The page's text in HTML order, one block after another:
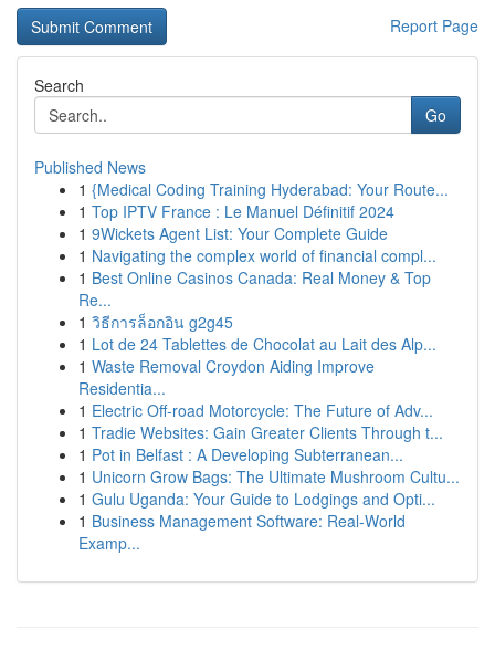
Report Page
Search
Go
Published News
1 {Medical Coding Training Hyderabad: Your Route...
1 Top IPTV France : Le Manuel Définitif 2024
1 9Wickets Agent List: Your Complete Guide
1 Navigating the complex world of financial compl...
1 Best Online Casinos Canada: Real Money & Top
Re...
1 วิธีการล็อกอิน g2g45
1 Lot de 24 Tablettes de Chocolat au Lait des Alp...
1 Waste Removal Croydon Aiding Improve
Residentia...
1 Electric Off-road Motorcycle: The Future of Adv...
1 Tradie Websites: Gain Greater Clients Through t...
1 Pot in Belfast : A Developing Subterranean...
1 Unicorn Grow Bags: The Ultimate Mushroom Cultu...
1 Gulu Uganda: Your Guide to Lodgings and Opti...
1 Business Management Software: Real-World
Examp...